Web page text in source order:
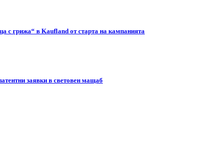
с грижа“ в Kaufland от старта на кампанията
заявки в световен мащаб